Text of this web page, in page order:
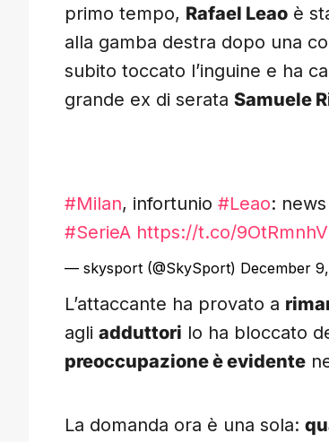
primo tempo, Rafael Leao è
alla gamba destra dopo una
subito toccato l’inguine e ha
grande ex di serata Samuele
#Milan, infortunio #Leao:
#SerieA https://t.co/
— skysport (@SkySport) December
L’attaccante ha provato a
agli adduttori lo ha bloccato
preoccupazione è evidente
La domanda ora è una sola: